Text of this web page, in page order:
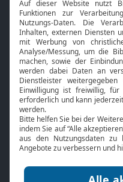
Neuigkeiten
Bibel TV
Über uns
Jobs
Mediadaten